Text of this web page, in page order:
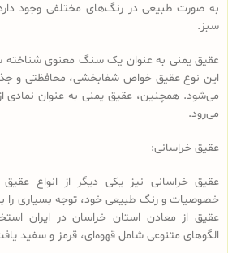
به صورت طبیعی در رنگ‌های مختلفی وجود
سبز.
عقیق یمنی به عنوان یک سنگ معنوی شناخته
این نوع عقیق خواص شفابخشی، محافظتی و
می‌شود. همچنین، عقیق یمنی به عنوان نمادی
می‌رود.
عقیق خراسانی:
عقیق خراسانی نیز یکی دیگر از انواع
خصوصیات و رنگ طبیعی خود، توجه بسیاری را
عقیق از معادن استان خراسان در ایران
الگوهای متنوعی شامل قهوه‌ای، قرمز و سفید